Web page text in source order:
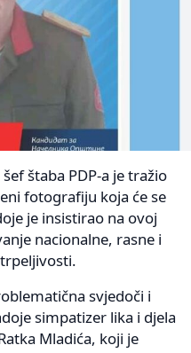
štaba PDP-a je tražio
fotografiju koja će se
je insistirao na ovoj
nacionalne, rasne i
svjedoči i
simpatizer lika i djela
Mladića, koji je